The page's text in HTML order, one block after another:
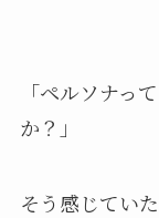
「ペルソナっ
か？」
そう感じてい